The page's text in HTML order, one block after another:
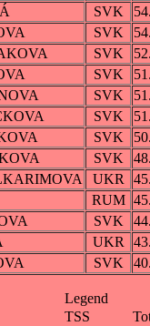
SVK
SVK
SVK
SVK
SVK
SVK
SVK
SVK
UKR
RUM
SVK
UKR
SVK
Legend
TSS